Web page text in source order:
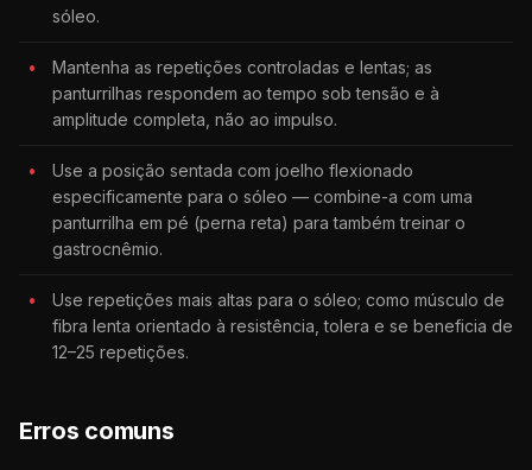
sóleo.
Mantenha as repetições controladas e lentas; as
panturrilhas respondem ao tempo sob tensão e à
amplitude completa, não ao impulso.
Use a posição sentada com joelho flexionado
especificamente para o sóleo — combine-a com uma
panturrilha em pé (perna reta) para também treinar o
gastrocnêmio.
Use repetições mais altas para o sóleo; como músculo de
fibra lenta orientado à resistência, tolera e se beneficia de
12–25 repetições.
Erros comuns